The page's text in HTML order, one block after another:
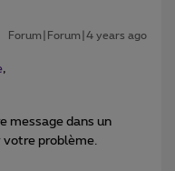
Forum|Forum|4 years ago
,
message dans un
problème.